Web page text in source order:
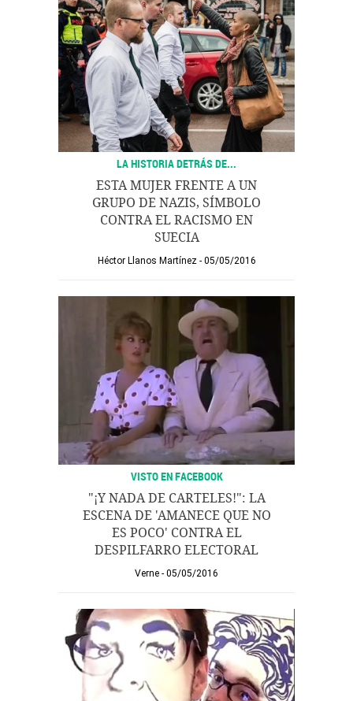
LA HISTORIA DETRÁS DE...
ESTA MUJER FRENTE A UN
GRUPO DE NAZIS, SÍMBOLO
CONTRA EL RACISMO EN
SUECIA
Héctor Llanos Martínez 05/05/2016
VISTO EN FACEBOOK
"¡Y NADA DE CARTELES!": LA
ESCENA DE 'AMANECE QUE NO
ES POCO' CONTRA EL
DESPILFARRO ELECTORAL
Verne 05/05/2016